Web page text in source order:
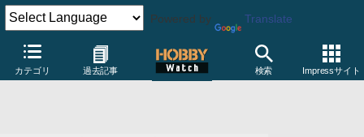
Powered by Translate
カテゴリ 過去記事 検索 Impressサイト